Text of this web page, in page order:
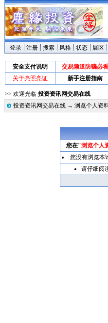
登录 注册 搜索 风格 状态 展区
安全支付说明 交易频道防骗必看
关于亮照亮证
新手注册指南
>> 欢迎光临 投资资讯网交易在线
投资资讯网交易在线→ 浏览个人资
您在"浏览个人
您没有浏览本
请仔细阅